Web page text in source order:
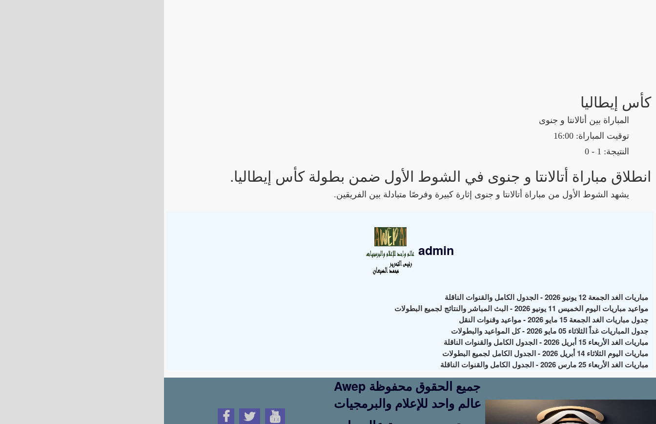
كأس إيطاليا
المباراة بين أتالانتا و جنوى
توقيت المباراة: 16:00
النتيجة: 1 - 0
انطلاق مباراة أتالانتا و جنوى في الشوط الأول ضمن بطولة كأس إيطاليا.
يشهد الشوط الأول من مباراة أتالانتا و جنوى إثارة كبيرة وفرصًا متبادلة بين الفريقين.
admin
مباريات الغد الجمعة 12 يونيو 2026 - الجدول الكامل والقنوات الناقلة
مواعيد مباريات اليوم الخميس 11 يونيو 2026 - البث المباشر والنتائج لجميع البطولات
جدول مباريات الغد الجمعة 15 مايو 2026 - مواعيد وقنوات النقل
جدول المباريات غداً الثلاثاء 05 مايو 2026 - كل المواعيد والبطولات
مباريات الغد الأربعاء 15 أبريل 2026 - الجدول الكامل والقنوات الناقلة
مباريات اليوم الثلاثاء 14 أبريل 2026 - الجدول الكامل لجميع البطولات
مباريات الغد الأربعاء 25 مارس 2026 - الجدول الكامل والقنوات الناقلة
Awep جميع الحقوق محفوظة
عالم واحد للإعلام والبرمجيات